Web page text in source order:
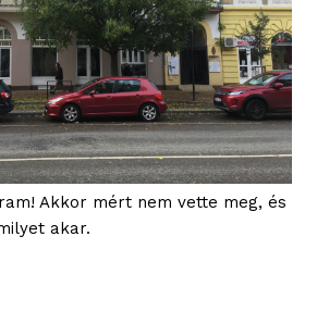
Akkor mért nem vette meg, és
akar.